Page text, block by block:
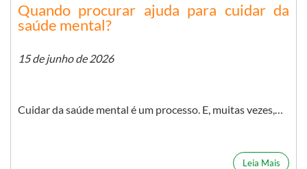
Quando procurar ajuda para cuidar da
saúde mental?
15 de junho de 2026
Cuidar da saúde mental é um processo. E, muitas vezes,…
Leia Mais